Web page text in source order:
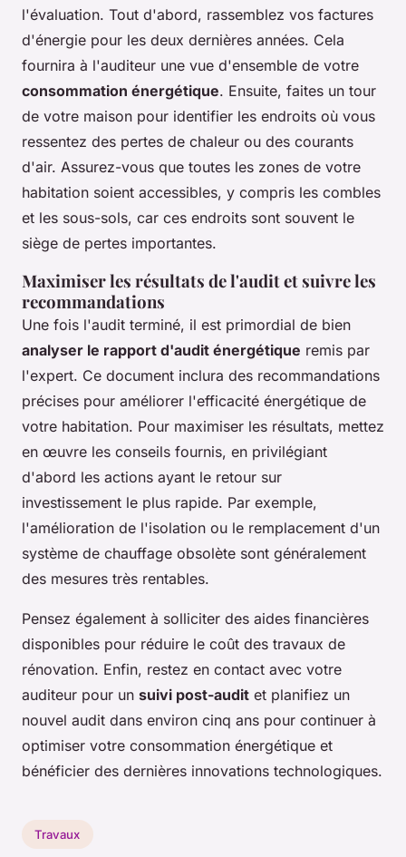
l'évaluation. Tout d'abord, rassemblez vos factures
d'énergie pour les deux dernières années. Cela
fournira à l'auditeur une vue d'ensemble de votre
consommation énergétique. Ensuite, faites un tour
de votre maison pour identifier les endroits où vous
ressentez des pertes de chaleur ou des courants
d'air. Assurez-vous que toutes les zones de votre
habitation soient accessibles, y compris les combles
et les sous-sols, car ces endroits sont souvent le
siège de pertes importantes.
Maximiser les résultats de l'audit et suivre les
recommandations
Une fois l'audit terminé, il est primordial de bien
analyser le rapport d'audit énergétique remis par
l'expert. Ce document inclura des recommandations
précises pour améliorer l'efficacité énergétique de
votre habitation. Pour maximiser les résultats, mettez
en œuvre les conseils fournis, en privilégiant
d'abord les actions ayant le retour sur
investissement le plus rapide. Par exemple,
l'amélioration de l'isolation ou le remplacement d'un
système de chauffage obsolète sont généralement
des mesures très rentables.
Pensez également à solliciter des aides financières
disponibles pour réduire le coût des travaux de
rénovation. Enfin, restez en contact avec votre
auditeur pour un suivi post-audit et planifiez un
nouvel audit dans environ cinq ans pour continuer à
optimiser votre consommation énergétique et
bénéficier des dernières innovations technologiques.
Travaux